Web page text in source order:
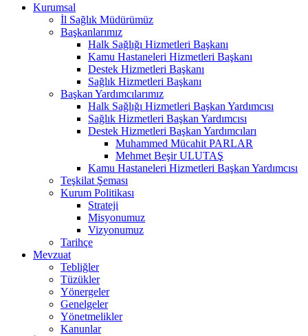
Kurumsal
İl Sağlık Müdürümüz
Başkanlarımız
Halk Sağlığı Hizmetleri Başkanı
Kamu Hastaneleri Hizmetleri Başkanı
Destek Hizmetleri Başkanı
Sağlık Hizmetleri Başkanı
Başkan Yardımcılarımız
Halk Sağlığı Hizmetleri Başkan Yardımcısı
Sağlık Hizmetleri Başkan Yardımcısı
Destek Hizmetleri Başkan Yardımcıları
Muhammed Mücahit PARLAR
Mehmet Beşir ULUTAŞ
Kamu Hastaneleri Hizmetleri Başkan Yardımcısı
Teşkilat Şeması
Kurum Politikası
Strateji
Misyonumuz
Vizyonumuz
Tarihçe
Mevzuat
Tebliğler
Tüzükler
Yönergeler
Genelgeler
Yönetmelikler
Kanunlar